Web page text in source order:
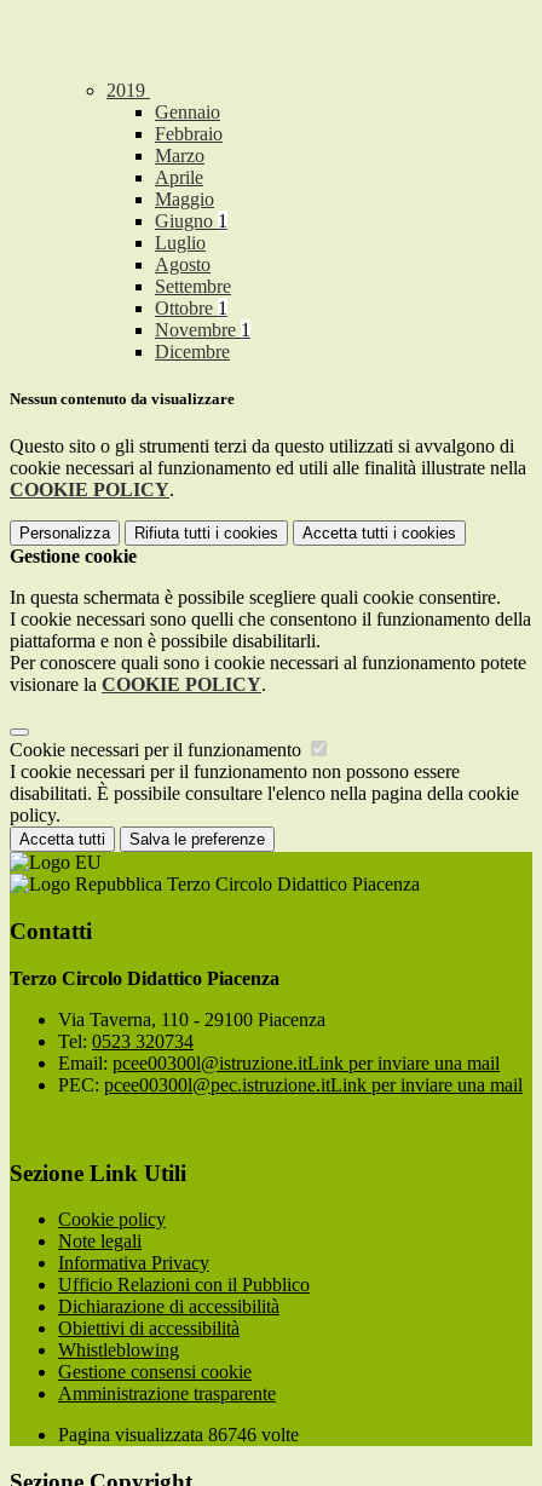
2019
Gennaio
Febbraio
Marzo
Aprile
Maggio
Giugno 1
Luglio
Agosto
Settembre
Ottobre 1
Novembre 1
Dicembre
Nessun contenuto da visualizzare
Questo sito o gli strumenti terzi da questo utilizzati si avvalgono di
cookie necessari al funzionamento ed utili alle finalità illustrate nella
COOKIE POLICY.
Personalizza Rifiuta tutti i cookies Accetta tutti i cookies
Gestione cookie
In questa schermata è possibile scegliere quali cookie consentire.
I cookie necessari sono quelli che consentono il funzionamento della
piattaforma e non è possibile disabilitarli.
Per conoscere quali sono i cookie necessari al funzionamento potete
visionare la COOKIE POLICY.
Cookie necessari per il funzionamento
I cookie necessari per il funzionamento non possono essere
disabilitati. È possibile consultare l'elenco nella pagina della cookie
policy.
Accetta tutti Salva le preferenze
Terzo Circolo Didattico Piacenza
Contatti
Terzo Circolo Didattico Piacenza
Via Taverna, 110 - 29100 Piacenza
Tel: 0523 320734
Email: pcee00300l@istruzione.itLink per inviare una mail
PEC: pcee00300l@pec.istruzione.itLink per inviare una mail
Sezione Link Utili
Cookie policy
Note legali
Informativa Privacy
Ufficio Relazioni con il Pubblico
Dichiarazione di accessibilità
Obiettivi di accessibilità
Whistleblowing
Gestione consensi cookie
Amministrazione trasparente
Pagina visualizzata 86746 volte